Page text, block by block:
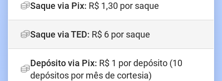
Saque via Pix: R$ 1,30 por saque
Saque via TED: R$ 6 por saque
Depósito via Pix: R$ 1 por depósito (10
depósitos por mês de cortesia)